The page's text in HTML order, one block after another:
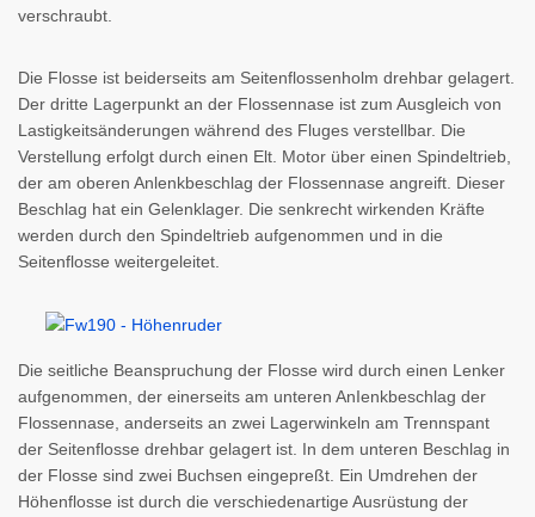
verschraubt.
Die Flosse ist beiderseits am Seitenflossenholm drehbar gelagert.
Der dritte Lagerpunkt an der Flossennase ist zum Ausgleich von
Lastigkeitsänderungen während des Fluges verstellbar. Die
Verstellung erfolgt durch einen Elt. Motor über einen Spindeltrieb,
der am oberen Anlenkbeschlag der Flossennase angreift. Dieser
Beschlag hat ein Gelenklager. Die senkrecht wirkenden Kräfte
werden durch den Spindeltrieb aufgenommen und in die
Seitenflosse weitergeleitet.
Die seitliche Beanspruchung der Flosse wird durch einen Lenker
aufgenommen, der einerseits am unteren AnIenkbeschlag der
Flossennase, anderseits an zwei Lagerwinkeln am Trennspant
der Seitenflosse drehbar gelagert ist. In dem unteren Beschlag in
der Flosse sind zwei Buchsen eingepreßt. Ein Umdrehen der
Höhenflosse ist durch die verschiedenartige Ausrüstung der